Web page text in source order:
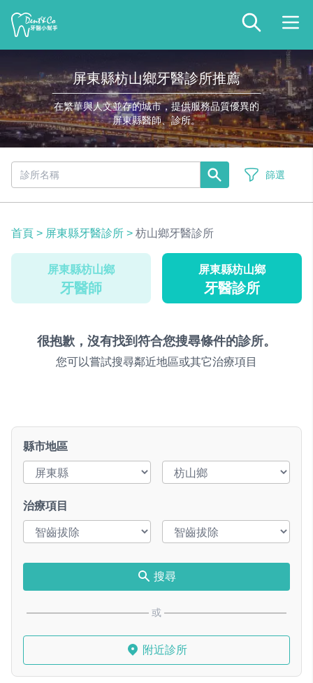
屏東縣枋山鄉牙醫診所推薦
在繁華與人文並存的城市，提供服務品質優異的
屏東縣醫師、診所。
篩選
首頁 > 屏東縣牙醫診所 > 枋山鄉牙醫診所
屏東縣枋山鄉
牙醫師
屏東縣枋山鄉
牙醫診所
很抱歉，沒有找到符合您搜尋條件的診所。
您可以嘗試搜尋鄰近地區或其它治療項目
縣市地區
治療項目
搜尋
或
附近診所